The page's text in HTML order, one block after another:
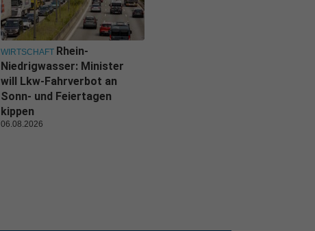
WIRTSCHAFT Rhein-
Niedrigwasser: Minister
will Lkw-Fahrverbot an
Sonn- und Feiertagen
kippen
06.08.2026